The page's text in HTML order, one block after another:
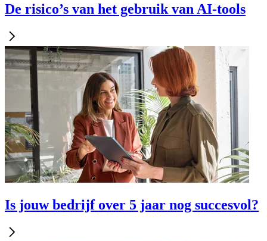
De risico’s van het gebruik van AI-tools
Is jouw bedrijf over 5 jaar nog succesvol?